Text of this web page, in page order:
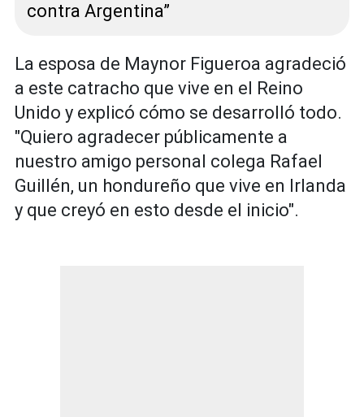
contra Argentina”
La esposa de Maynor Figueroa agradeció
a este catracho que vive en el Reino
Unido y explicó cómo se desarrolló todo.
"Quiero agradecer públicamente a
nuestro amigo personal colega Rafael
Guillén, un hondureño que vive en Irlanda
y que creyó en esto desde el inicio".